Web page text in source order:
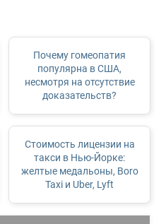
Почему гомеопатия
популярна в США,
несмотря на отсутствие
доказательств?
Стоимость лицензии на
такси в Нью-Йорке:
желтые медальоны, Boro
Taxi и Uber, Lyft